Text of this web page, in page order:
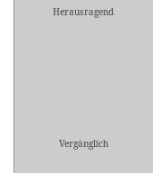
Herausragend
Vergänglich